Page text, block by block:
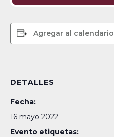
Agregar al calendario
DETALLES
Fecha:
16 mayo 2022
Evento etiquetas: